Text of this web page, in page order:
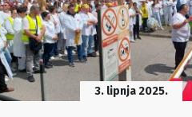
3. lipnja 2025.